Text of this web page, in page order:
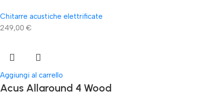
Chitarre acustiche elettrificate
249,00 €
Aggiungi al carrello
Acus Allaround 4 Wood